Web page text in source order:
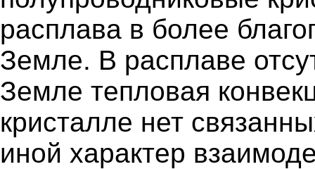
расплава в более
Земле. В расплаве
Земле тепловая
кристалле нет
иной характер